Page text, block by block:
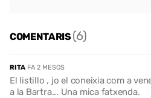
COMENTARIS(6)
RITA FA 2 MESOS
El listillo , jo el coneixia com a
a la Bartra... Una mica fatxenda.